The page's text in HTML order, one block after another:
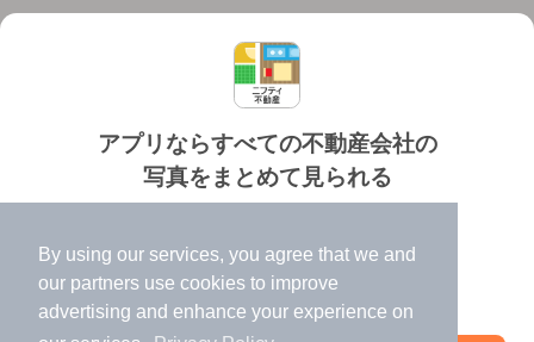
By using our services, you agree that we and
our partners use cookies to improve
advertising and enhance your experience on
アプリならすべての不動産会社の
写真をまとめて見られる
✔️
高速表示で似た物件も見つけやすい
✔️
便利な通知機能も充実
個人情報保護ポリシー 利用規約